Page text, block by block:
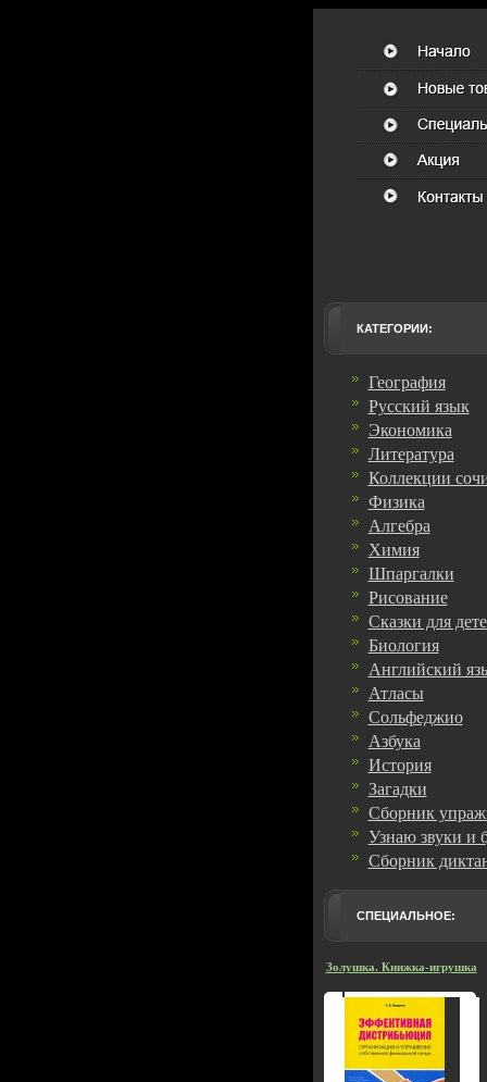
КАТЕГОРИИ:
География
Русский язык
Экономика
Литература
Коллекции
Физика
Алгебра
Химия
Шпаргалки
Рисование
Сказки для
Биология
Английский
Атласы
Сольфеджио
Азбука
История
Загадки
Сборник
Узнаю звуки и
Сборник
СПЕЦИАЛЬНОЕ:
Золушка. Книжка-игрушка